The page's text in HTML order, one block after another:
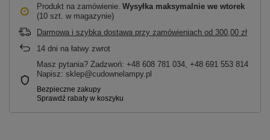
Produkt na zamówienie Wysyłka maksymalnie we wtorek
(10 szt. w magazynie)
Darmowa i szybka dostawa przy zamówieniach od 300,00 zł
14 dni na łatwy zwrot
Masz pytania? Zadzwoń: +48 608 781 034, +48 691 553 814
Napisz: sklep@cudownelampy.pl